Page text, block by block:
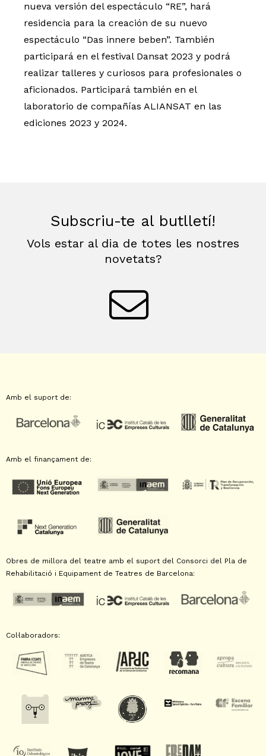
nueva versión del espectáculo “RE”, hará
residencia para la creación de su nuevo
espectáculo “Das innere beben”. También
participará en el festival Dansat 2023 y podrá
realizar talleres y curiosos para profesionales o
aficionados. Participará también en el
laboratorio de compañías ALIANSAT en las
ediciones 2023 y 2024.
Subscriu-te al butlletí!
Vols estar al dia de totes les nostres
novetats?
Amb el suport de:
Amb el finançament de:
Obres de millora del teatre amb el suport del Consorci del Pla de
Rehabilitació i Equipament de Teatres de Barcelona:
Col·laboradors: